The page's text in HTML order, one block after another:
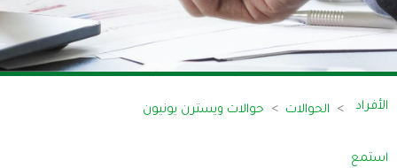
الأفراد الحوالات حوالات ويسترن يونيون
استمع